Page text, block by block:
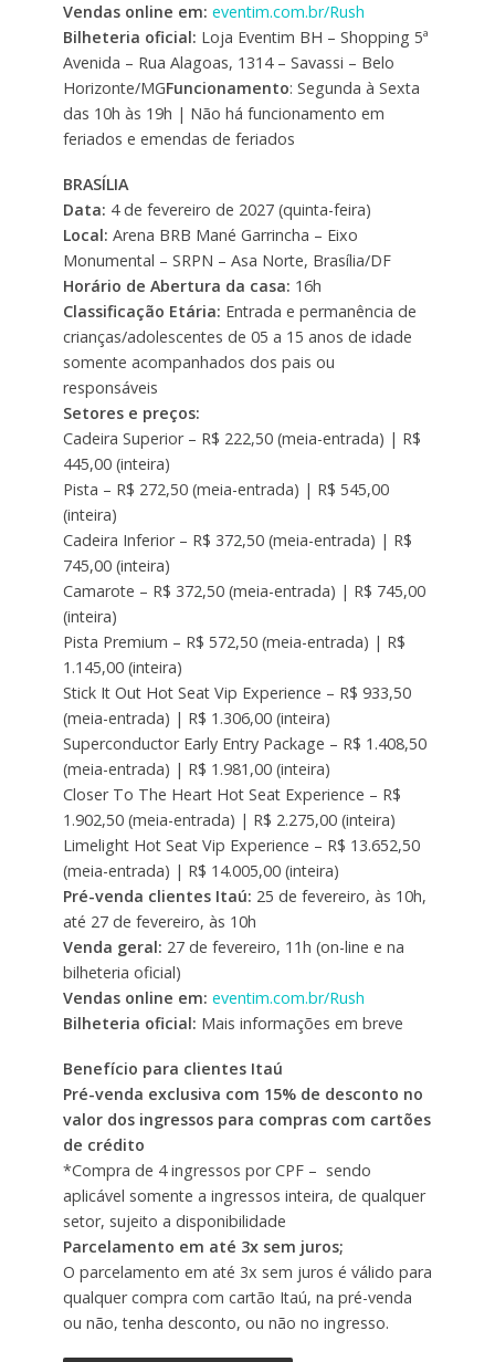
Vendas online em: eventim.com.br/Rush
Bilheteria oficial: Loja Eventim BH – Shopping 5ª
Avenida – Rua Alagoas, 1314 – Savassi – Belo
Horizonte/MGFuncionamento: Segunda à Sexta
das 10h às 19h | Não há funcionamento em
feriados e emendas de feriados
BRASÍLIA
Data: 4 de fevereiro de 2027 (quinta-feira)
Local: Arena BRB Mané Garrincha – Eixo
Monumental – SRPN – Asa Norte, Brasília/DF
Horário de Abertura da casa: 16h
Classificação Etária: Entrada e permanência de
crianças/adolescentes de 05 a 15 anos de idade
somente acompanhados dos pais ou
responsáveis
Setores e preços:
Cadeira Superior – R$ 222,50 (meia-entrada) | R$
445,00 (inteira)
Pista – R$ 272,50 (meia-entrada) | R$ 545,00
(inteira)
Cadeira Inferior – R$ 372,50 (meia-entrada) | R$
745,00 (inteira)
Camarote – R$ 372,50 (meia-entrada) | R$ 745,00
(inteira)
Pista Premium – R$ 572,50 (meia-entrada) | R$
1.145,00 (inteira)
Stick It Out Hot Seat Vip Experience – R$ 933,50
(meia-entrada) | R$ 1.306,00 (inteira)
Superconductor Early Entry Package – R$ 1.408,50
(meia-entrada) | R$ 1.981,00 (inteira)
Closer To The Heart Hot Seat Experience – R$
1.902,50 (meia-entrada) | R$ 2.275,00 (inteira)
Limelight Hot Seat Vip Experience – R$ 13.652,50
(meia-entrada) | R$ 14.005,00 (inteira)
Pré-venda clientes Itaú: 25 de fevereiro, às 10h,
até 27 de fevereiro, às 10h
Venda geral: 27 de fevereiro, 11h (on-line e na
bilheteria oficial)
Vendas online em: eventim.com.br/Rush
Bilheteria oficial: Mais informações em breve
Benefício para clientes Itaú
Pré-venda exclusiva com 15% de desconto no
valor dos ingressos para compras com cartões
de crédito
*Compra de 4 ingressos por CPF – sendo
aplicável somente a ingressos inteira, de qualquer
setor, sujeito a disponibilidade
Parcelamento em até 3x sem juros;
O parcelamento em até 3x sem juros é válido para
qualquer compra com cartão Itaú, na pré-venda
ou não, tenha desconto, ou não no ingresso.